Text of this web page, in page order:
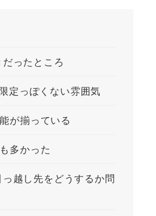
ったところ
定っぽくない雰囲気
が揃っている
多かった
越し先をどうするか問